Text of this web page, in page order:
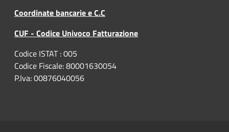
Coordinate bancarie e C.C
CUF - Codice Univoco Fatturazione
Codice ISTAT : 005
Codice Fiscale: 80001630054
P.Iva: 00876040056